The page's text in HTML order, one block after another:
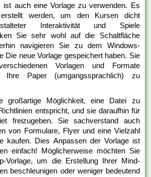
auch eine Vorlage zu verwenden. Es
erstellt werden, um den Kursen dicht
Interaktivität und Spiele
Sie sehr wohl auf die Schaltfläche
navigieren Sie zu dem Windows-
Die neue Vorlage gespeichert haben. Sie
Vorlagen und Formate
Ihre Paper (umgangssprachlich) zu
großartige Möglichkeit, eine Datei zu
entspricht, und sie daraufhin für
freizugeben. Sie sachverstand auch
von Formulare, Flyer und eine Vielzahl
kaufen. Dies Anpassen der Vorlage ist
einfach! Möglicherweise möchten Sie
Vorlage, um die Erstellung Ihrer Mind-
beschleunigen oder weniger bedeutend